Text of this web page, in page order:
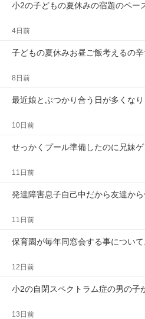
小2の子どもの夏休みの宿題のペー
4日前
子どもの夏休みお昼ご飯考えるの
8日前
最近娘とぶつかり合う日が多くな
10日前
せっかくプール準備したのに兄妹
11日前
発達障害息子自己中だから友達か
11日前
保育園が毎年同窓会する事につい
12日前
小2の自閉スペクトラム症の男の子
13日前